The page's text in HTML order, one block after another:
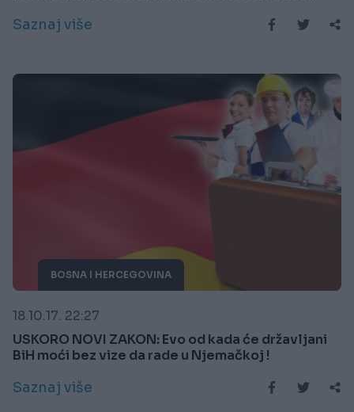
Saznaj više
BOSNA I HERCEGOVINA
18.10.17. 22:27
USKORO NOVI ZAKON: Evo od kada će državljani
BiH moći bez vize da rade u Njemačkoj !
Saznaj više